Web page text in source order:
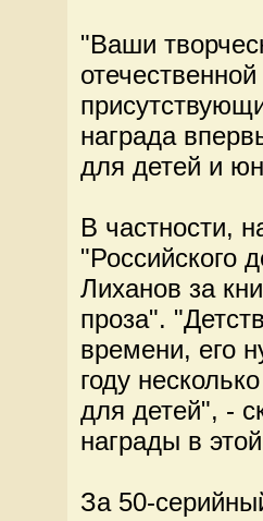
"Ваши
награда
для детей и
В частности,
"Российского
Лиханов за
проза".
времени, его
году
для детей", -
награды в
За 50-